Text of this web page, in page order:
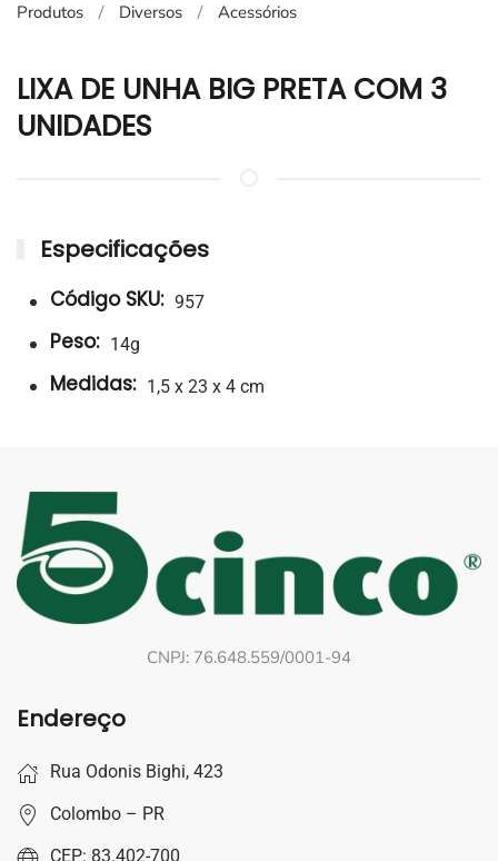
Produtos Diversos Acessórios
LIXA DE UNHA BIG PRETA COM 3
UNIDADES
Especificações
Código SKU: 957
Peso: 14g
Medidas: 1,5 x 23 x 4 cm
CNPJ: 76.648.559/0001-94
Endereço
Rua Odonis Bighi, 423
Colombo – PR
CEP: 83.402-700